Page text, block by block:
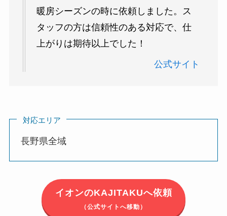
暖房シーズンの時に依頼しました。ス
タッフの方は信頼性のある対応で、仕
上がりは期待以上でした！
公式サイト
対応エリア
長野県全域
イオンのKAJITAKUへ依頼
（公式サイトへ移動）